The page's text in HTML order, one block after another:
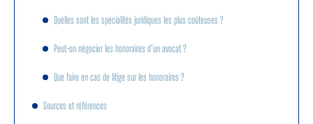
Quelles sont les spécialités juridiques les plus coûteuses ?
Peut-on négocier les honoraires d’un avocat ?
Que faire en cas de litige sur les honoraires ?
Sources et références